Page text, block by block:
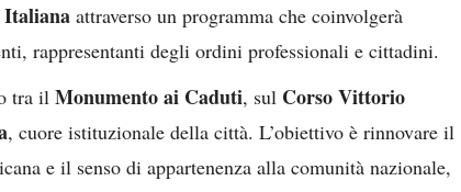
Italiana attraverso un programma che coinvolgerà
rappresentanti degli ordini professionali e cittadini.
tra il Monumento ai Caduti, sul Corso Vittorio
, cuore istituzionale della città. L’obiettivo è rinnovare il
e il senso di appartenenza alla comunità nazionale,